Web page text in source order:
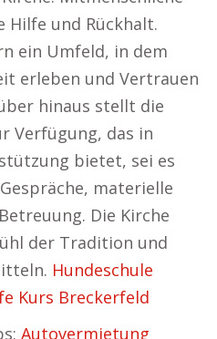
Hilfe und Rückhalt.
ein Umfeld, in dem
erleben und Vertrauen
hinaus stellt die
Verfügung, das in
bietet, sei es
materielle
Die Kirche
der Tradition und
Hundeschule
Kurs Breckerfeld
Autovermietung